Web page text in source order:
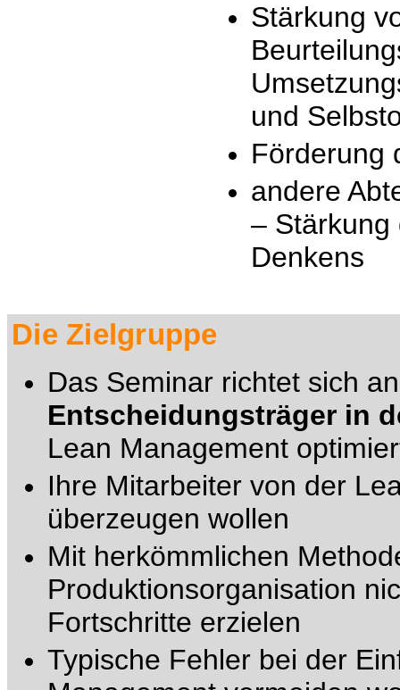
Stärkung
und
Förderung
andere
– Stärkung
Denkens
Die Zielgruppe
Das Seminar richtet sich
Entscheidungsträger in
Lean Management
Ihre Mitarbeiter von der
überzeugen wollen
Mit herkömmlichen
Produktionsorganisation
Fortschritte erzielen
Typische Fehler bei der